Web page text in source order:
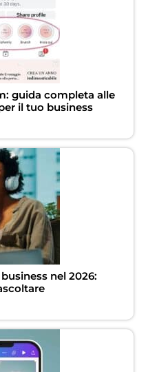
guida completa alle
il tuo business
nel 2026: